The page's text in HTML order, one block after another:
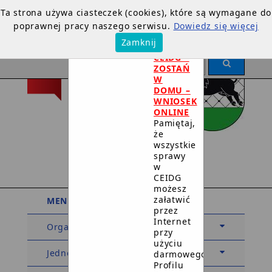
Urząd Miejski
w Debrznie
MENU PODMIOTOWE
Organy
Jednostki organizacyjne
Ta strona używa ciasteczek (cookies), które są wymagane do
poprawnej pracy naszego serwisu. Dowiedz się więcej
Zamknij
×
DOTYCZY
CEIDG –
ZOSTAŃ
W
DOMU –
WNIOSEK
ONLINE
Pamiętaj,
że
wszystkie
sprawy
w
CEIDG
możesz
załatwić
przez
Internet
przy
użyciu
darmowego
Profilu